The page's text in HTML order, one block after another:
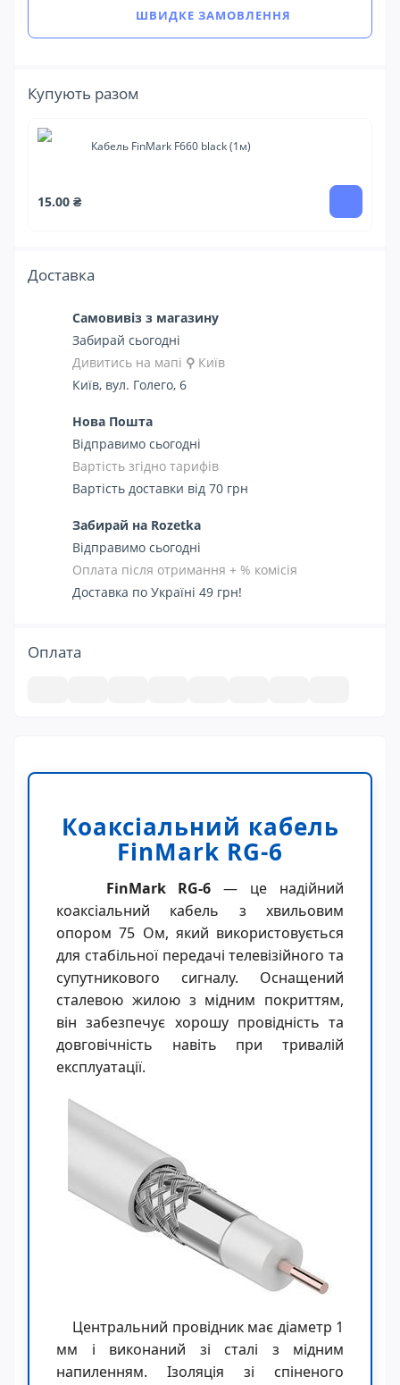
ШВИДКЕ ЗАМОВЛЕННЯ
Купують разом
Кабель FinMark F660 black (1м)
15.00 ₴
Доставка
Самовивіз з магазину
Забирай сьогодні
Дивитись на мапі ⚲ Київ
Київ, вул. Голего, 6
Нова Пошта
Відправимо сьогодні
Вартість згідно тарифів
Вартість доставки від 70 грн
Забирай на Rozetka
Відправимо сьогодні
Оплата після отримання + % комісія
Доставка по Україні 49 грн!
Оплата
Коаксіальний кабель
FinMark RG-6
FinMark RG-6 — це надійний
коаксіальний кабель з хвильовим
опором 75 Ом, який використовується
для стабільної передачі телевізійного та
супутникового сигналу. Оснащений
сталевою жилою з мідним покриттям,
він забезпечує хорошу провідність та
довговічність навіть при тривалій
експлуатації.
Центральний провідник має діаметр 1
мм і виконаний зі сталі з мідним
напиленням. Ізоляція зі спіненого